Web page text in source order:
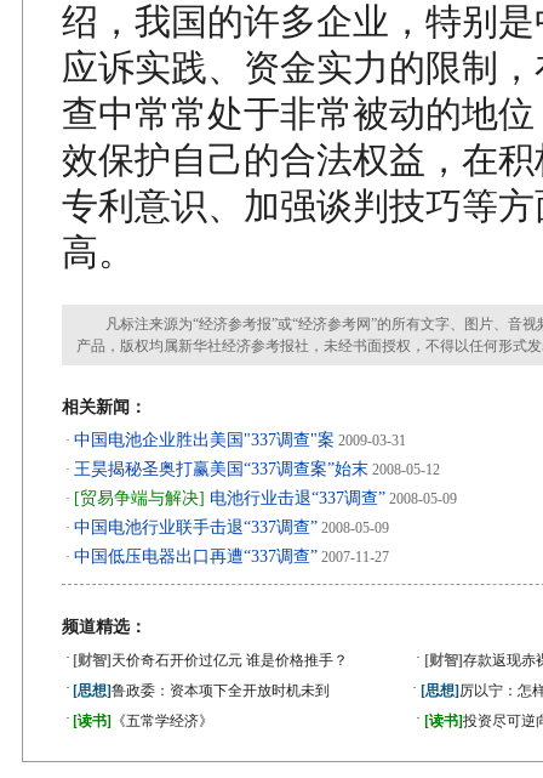
绍，我国的许多企业，特别
应诉实践、资金实力的限制，
查中常常处于非常被动的地
效保护自己的合法权益，在
专利意识、加强谈判技巧等
高。
凡标注来源为“经济参考报”或“经济参考网”的所有文字、图片、音视
产品，版权均属新华社经济参考报社，未经书面授权，不得以任何形式
相关新闻：
· 中国电池企业胜出美国"337调查"案 2009-03-31
· 王昊揭秘圣奥打赢美国“337调查案”始末 2008-05-12
· [贸易争端与解决] 电池行业击退“337调查” 2008-05-09
· 中国电池行业联手击退“337调查” 2008-05-09
· 中国低压电器出口再遭“337调查” 2007-11-27
频道精选：
· [财智] 天价奇石开价过亿元 谁是价格推手？ · [财智]存款返现赤
· [思想]鲁政委：资本项下全开放时机未到 · [思想] 厉以宁：怎
· [读书] 《五常学经济》 · [读书]投资尽可逆